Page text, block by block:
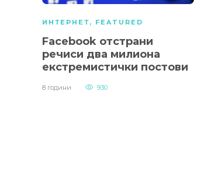
ИНТЕРНЕТ, FEATURED
Facebook отстрани
речиси два милионa
екстремистички постови
8 години 930